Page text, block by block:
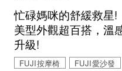
忙碌媽咪的舒緩救星!
美型外觀超百搭，溫
升級!
FUJI按摩椅 FUJI愛沙發